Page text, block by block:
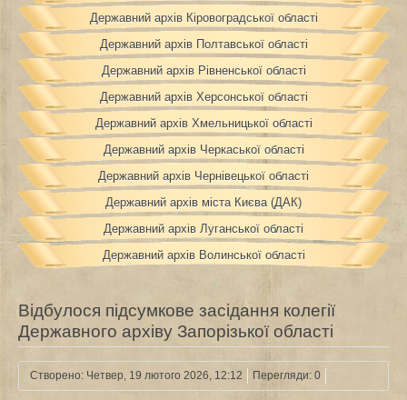
Державний архів Кіровоградської області
Державний архів Полтавської області
Державний архів Рівненської області
Державний архів Херсонської області
Державний архів Хмельницької області
Державний архів Черкаської області
Державний архів Чернівецької області
Державний архів міста Києва (ДАК)
Державний архів Луганської області
Державний архів Волинської області
Відбулося підсумкове засідання колегії
Державного архіву Запорізької області
Створено: Четвер, 19 лютого 2026, 12:12 Перегляди: 0